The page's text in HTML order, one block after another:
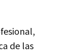
,
de las